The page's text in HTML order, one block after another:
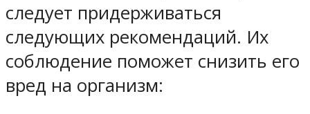
следует придерживаться
следующих рекомендаций. Их
соблюдение поможет снизить его
вред на организм: